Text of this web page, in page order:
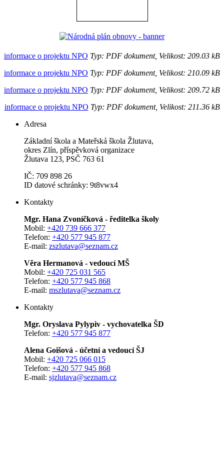
informace o projektu NPO Typ: PDF dokument, Velikost: 209.03 kB
informace o projektu NPO Typ: PDF dokument, Velikost: 210.09 kB
informace o projektu NPO Typ: PDF dokument, Velikost: 209.72 kB
informace o projektu NPO Typ: PDF dokument, Velikost: 211.36 kB
Adresa
Základní škola a Mateřská škola Žlutava,
okres Zlín, příspěvková organizace
Žlutava 123, PSČ 763 61
IČ: 709 898 26
ID datové schránky: 9t8vwx4
Kontakty
Mgr. Hana Zvoníčková - ředitelka školy
Mobil: +420 739 666 377
Telefon: +420 577 945 877
E-mail: zszlutava@seznam.cz
Věra Hermanová - vedoucí MŠ
Mobil: +420 725 031 565
Telefon: +420 577 945 868
E-mail: mszlutava@seznam.cz
Kontakty
Mgr. Oryslava Pylypiv - vychovatelka ŠD
Telefon: +420 577 945 877
Alena Goišová - účetní a vedoucí ŠJ
Mobil: +420 725 066 015
Telefon: +420 577 945 868
E-mail: sjzlutava@seznam.cz